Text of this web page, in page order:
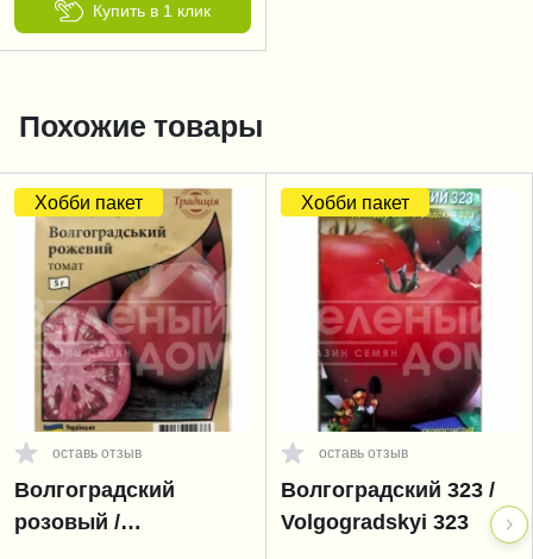
Купить в 1 клик
Похожие товары
Хобби пакет
оставь отзыв
Волгоградский
розовый /
Хобби пакет
оставь отзыв
Волгоградский 323 /
Volgogradskyi 323